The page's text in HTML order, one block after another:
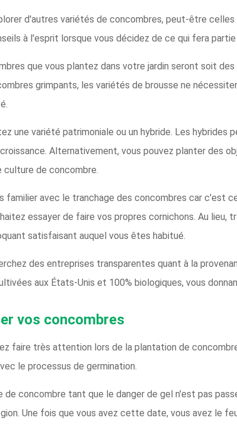
d'autres variétés de concombres, peut-être
à l'esprit lorsque vous décidez de ce qui fera
que vous plantez dans votre jardin seront soit
grimpants, les variétés de brousse ne
une variété patrimoniale ou un hybride. Les hybrides
Alternativement, vous pouvez planter des
culture de concombre.
familier avec le tranchage des concombres car c'est
essayer de faire vos propres cornichons. Au lieu,
satisfaisant auquel vous êtes habitué.
des entreprises transparentes quant à la
aux États-Unis et 100% biologiques, vous
vos concombres
faire très attention lors de la plantation de
le processus de germination.
de concombre tant que le danger de gel n'est pas
Une fois que vous avez cette date, vous avez le